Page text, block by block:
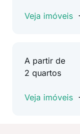
Veja imóveis
A partir de
2 quartos
Veja imóveis